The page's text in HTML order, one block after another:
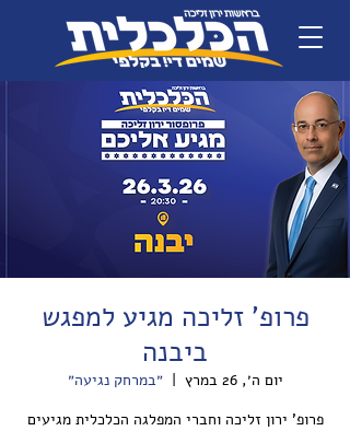
פרופ' זליכה מגיע למפגש
ביבנה
יום ה׳, 26 במרץ
  |
״במרחק נגיעה״
פרופ' ירון זליכה וחברי המפלגה הכלכלית מגיעים